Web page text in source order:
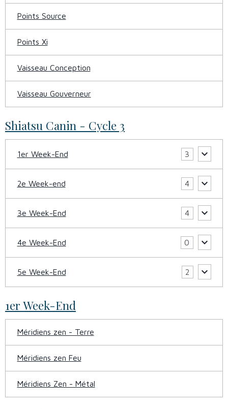
Points Source
Points Xi
Vaisseau Conception
Vaisseau Gouverneur
Shiatsu Canin - Cycle 3
1er Week-End 3
2e Week-end 4
3e Week-End 4
4e Week-End 0
5e Week-End 2
1er Week-End
Méridiens zen - Terre
Méridiens zen Feu
Méridiens Zen - Métal